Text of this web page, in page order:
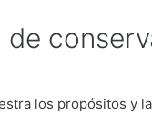
de
los propósitos y